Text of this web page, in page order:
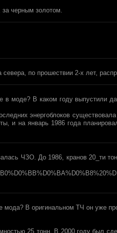
черным золотом.
по прошествии 2-х лет,
моде? В каком году выпустили
энергоблоков
и на январь 1986 года
ЧЗО. До 1986, кранов 20_ти
В оригинальном ТЧ он уже
25 тонн. В 2000 году был